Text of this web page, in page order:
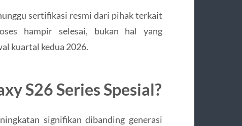
sertifikasi resmi dari pihak terkait
hampir selesai, bukan hal yang
kuartal kedua 2026.
S26 Series Spesial?
signifikan dibanding generasi